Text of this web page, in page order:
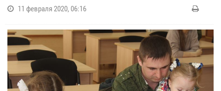
11 февраля 2020, 06:16